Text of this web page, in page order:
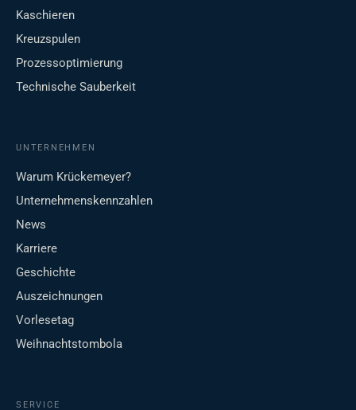
Kaschieren
Kreuzspulen
Prozessoptimierung
Technische Sauberkeit
UNTERNEHMEN
Warum Krückemeyer?
Unternehmenskennzahlen
News
Karriere
Geschichte
Auszeichnungen
Vorlesetag
Weihnachtstombola
SERVICE